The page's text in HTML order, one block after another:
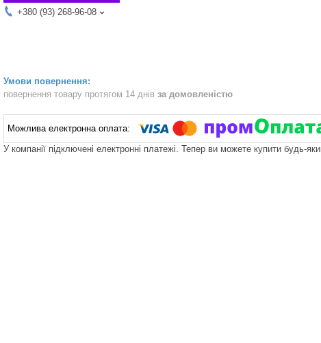
+380 (93) 268-96-08
повернення товару протягом 14 днів за домовленістю
У компанії підключені електронні платежі. Тепер ви можете купити будь-